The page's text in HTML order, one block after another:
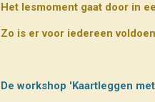
Het lesmoment gaat door in
Zo is er voor iedereen
De workshop 'Kaartleggen